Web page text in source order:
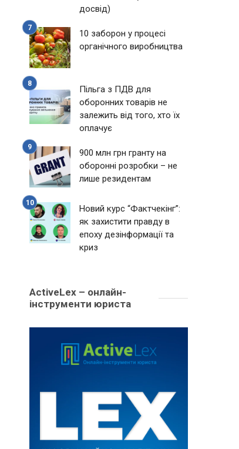
досвід)
10 заборон у процесі
органічного виробництва
Пільга з ПДВ для
оборонних товарів не
залежить від того, хто їх
оплачує
900 млн грн гранту на
оборонні розробки – не
лише резидентам
Новий курс “Фактчекінг”:
як захистити правду в
епоху дезінформації та
криз
ActiveLex – онлайн-
інструменти юриста